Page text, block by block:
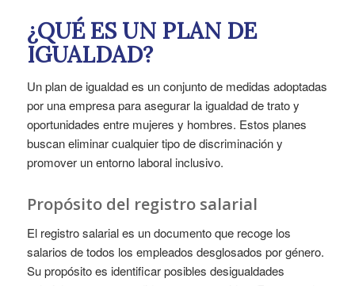
¿QUÉ ES UN PLAN DE
IGUALDAD?
Un plan de igualdad es un conjunto de medidas adoptadas
por una empresa para asegurar la igualdad de trato y
oportunidades entre mujeres y hombres. Estos planes
buscan eliminar cualquier tipo de discriminación y
promover un entorno laboral inclusivo.
Propósito del registro salarial
El registro salarial es un documento que recoge los
salarios de todos los empleados desglosados por género.
Su propósito es identificar posibles desigualdades